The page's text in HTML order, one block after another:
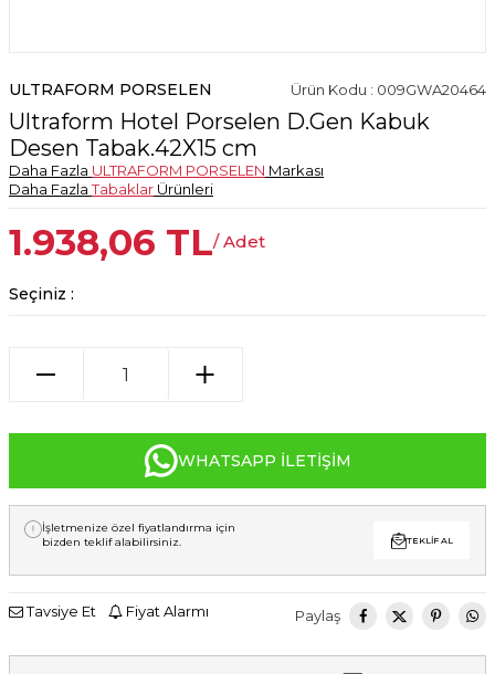
ULTRAFORM PORSELEN Ürün Kodu : 009GWA20464
Ultraform Hotel Porselen D.Gen Kabuk
Desen Tabak.42X15 cm
Daha Fazla ULTRAFORM PORSELEN Markası
Daha FazlaTabaklar Ürünleri
1.938,06 TL/ Adet
Seçiniz :
WHATSAPP İLETIŞIM
İşletmenize özel fiyatlandırma için
bizden teklif alabilirsiniz.
TEKLIF AL
Tavsiye Et Fiyat Alarmı Paylaş